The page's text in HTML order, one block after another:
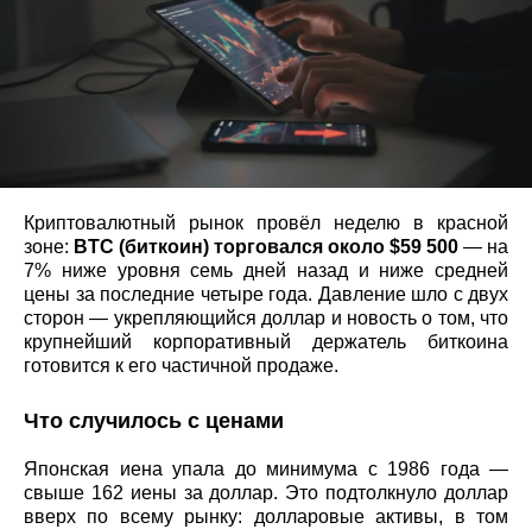
Криптовалютный рынок провёл неделю в красной
зоне: BTC (биткоин) торговался около $59 500 — на
7% ниже уровня семь дней назад и ниже средней
цены за последние четыре года. Давление шло с двух
сторон — укрепляющийся доллар и новость о том, что
крупнейший корпоративный держатель биткоина
готовится к его частичной продаже.
Что случилось с ценами
Японская иена упала до минимума с 1986 года —
свыше 162 иены за доллар. Это подтолкнуло доллар
вверх по всему рынку: долларовые активы, в том